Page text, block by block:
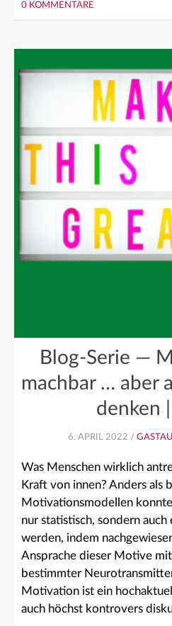
0 KOMMENTARE
Blog-Serie —
machbar … aber
denken
6. APRIL 2022 /
Was Menschen wirklich
Kraft von innen? Anders als
Motivationsmodellen
nur statistisch, sondern
werden, indem
Ansprache dieser Motive
bestimmter
Motivation ist ein
auch höchst kontrovers